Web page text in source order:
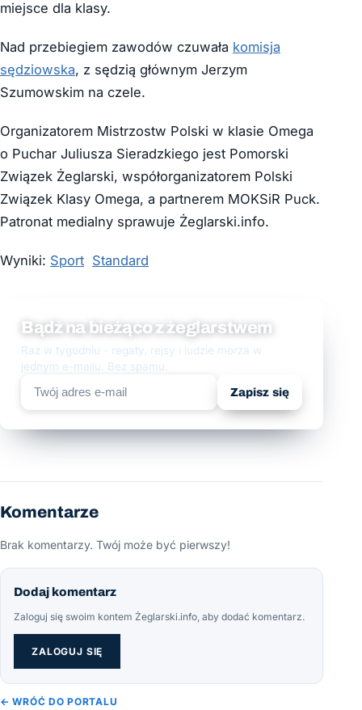
miejsce dla klasy.
Nad przebiegiem zawodów czuwała komisja
sędziowska, z sędzią głównym Jerzym
Szumowskim na czele.
Organizatorem Mistrzostw Polski w klasie Omega
o Puchar Juliusza Sieradzkiego jest Pomorski
Związek Żeglarski, współorganizatorem Polski
Związek Klasy Omega, a partnerem MOKSiR Puck.
Patronat medialny sprawuje Żeglarski.info.
Wyniki: Sport Standard
Bądź na bieżąco z żeglarstwem
Raz w tygodniu - regaty, rejsy i ludzie morza w
jednym e-mailu. Bez spamu.
Zapisz się
Komentarze
Brak komentarzy. Twój może być pierwszy!
Dodaj komentarz
Zaloguj się swoim kontem Żeglarski.info, aby dodać komentarz.
ZALOGUJ SIĘ
← WRÓĆ DO PORTALU